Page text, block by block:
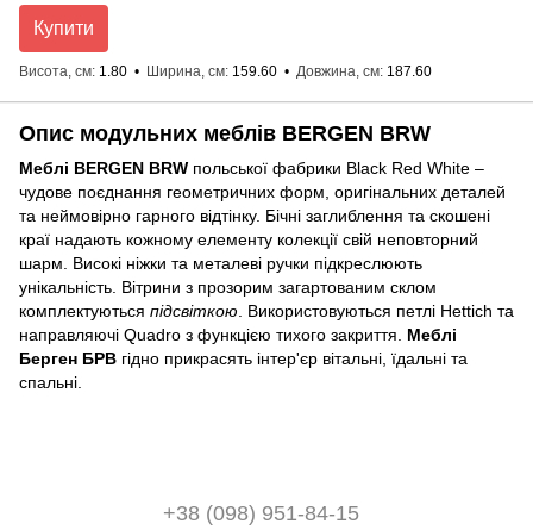
Купити
Висота, см 1.80 Ширина, см 159.60 Довжина, см 187.60
Опис модульних меблів BERGEN BRW
Меблі BERGEN BRW польської фабрики Black Red White –
чудове поєднання геометричних форм, оригінальних деталей
та неймовірно гарного відтінку. Бічні заглиблення та скошені
краї надають кожному елементу колекції свій неповторний
шарм. Високі ніжки та металеві ручки підкреслюють
унікальність. Вітрини з прозорим загартованим склом
комплектуються підсвіткою. Використовуються петлі Hettich та
направляючі Quadro з функцією тихого закриття. Меблі
Берген БРВ гідно прикрасять інтер'єр вітальні, їдальні та
спальні.
+38 (098) 951-84-15